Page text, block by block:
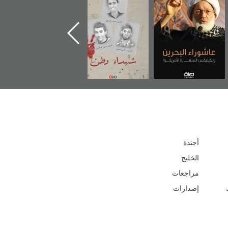
المعتقل جهاد
أجندة
الخليج
مراجعات
إصدارات